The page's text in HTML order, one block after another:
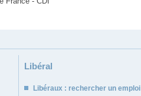
Libéral
Libéraux : rechercher un emploi